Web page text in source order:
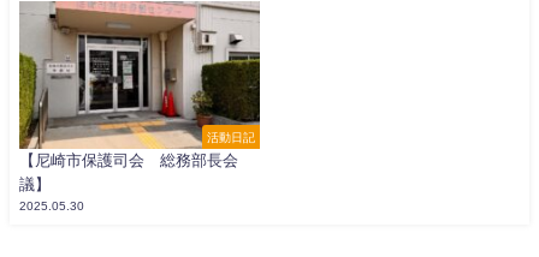
活動日記
【尼崎市保護司会 総務部長会
議】
2025.05.30